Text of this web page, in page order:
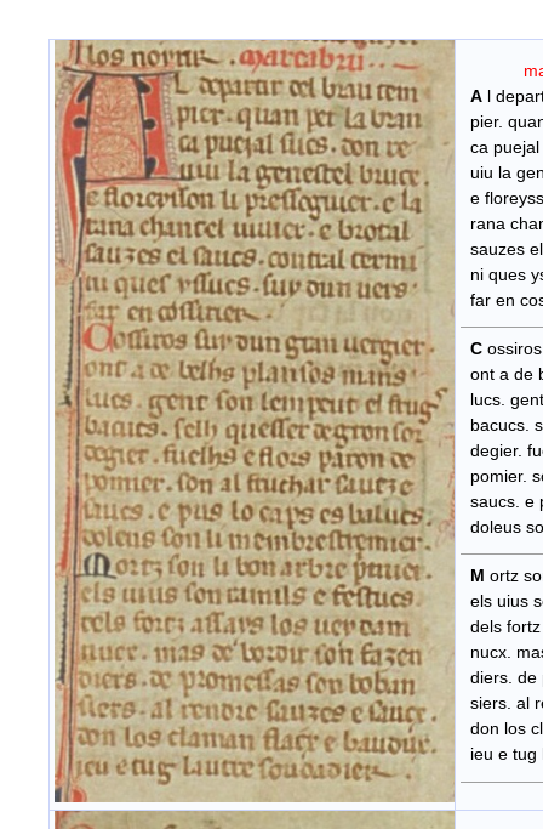
A l
pier.
ca
uiu la
e
rana
sauzes
ni ques
far en
C
ont a de
lucs.
bacucs.
degier.
pomier.
saucs. e
doleus
M ortz
els uius
dels
nucx.
diers. de
siers. al
don los
ieu e tug